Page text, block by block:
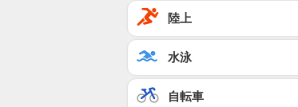
陸上
水泳
自転車